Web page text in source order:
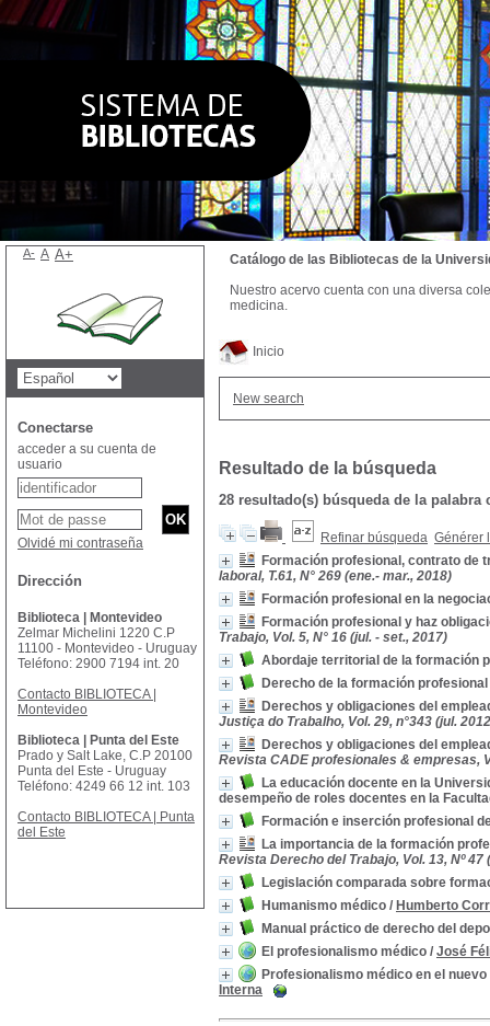
Inicio
New search
Resultado de la búsqueda
28 resultado(s) búsqueda de la palabra
Refinar búsqueda Générer
Formación profesional, contrato de
laboral, T.61, N° 269 (ene.- mar., 2018)
Formación profesional en la
Formación profesional y haz
Trabajo, Vol. 5, N° 16 (jul. - set., 2017)
Abordaje territorial de la formación
Derecho de la formación
Derechos y obligaciones del
Justiça do Trabalho, Vol. 29, n°343 (jul.
Derechos y obligaciones del
Revista CADE profesionales & empresas,
La educación docente en la
desempeño de roles docentes en la
Formación e inserción profesional
La importancia de la formación
Revista Derecho del Trabajo, Vol. 13, Nº 47
Legislación comparada sobre
Humanismo médico / Humberto
Manual práctico de derecho del
El profesionalismo médico / José
Profesionalismo médico en el
Interna
Catálogo de las Bibliotecas de la
Nuestro acervo cuenta con una diversa
medicina.
A- A A+
Conectarse
acceder a su cuenta de
usuario
Olvidé mi contraseña
Dirección
Biblioteca | Montevideo
Zelmar Michelini 1220 C.P
11100 - Montevideo - Uruguay
Teléfono: 2900 7194 int. 20
Contacto BIBLIOTECA |
Montevideo
Biblioteca | Punta del Este
Prado y Salt Lake, C.P 20100
Punta del Este - Uruguay
Teléfono: 4249 66 12 int. 103
Contacto BIBLIOTECA | Punta
del Este